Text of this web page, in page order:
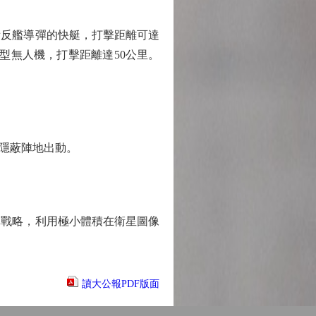
艦導彈的快艇，打擊距離可達
無人機，打擊距離達50公里。
陣地出動。
略，利用極小體積在衛星圖像
讀大公報PDF版面